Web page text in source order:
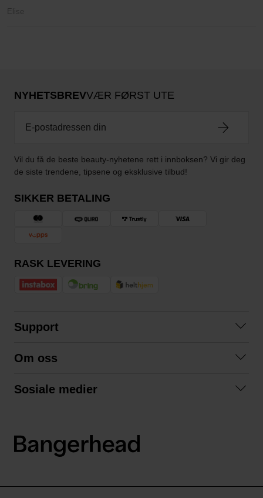
Elise
NYHETSBREVVÆR FØRST UTE
Vil du få de beste beauty-nyhetene rett i innboksen? Vi gir deg
de siste trendene, tipsene og eksklusive tilbud!
SIKKER BETALING
RASK LEVERING
Support
Kjøpsvilkår
Om oss
Sosiale medier
LinkedIn